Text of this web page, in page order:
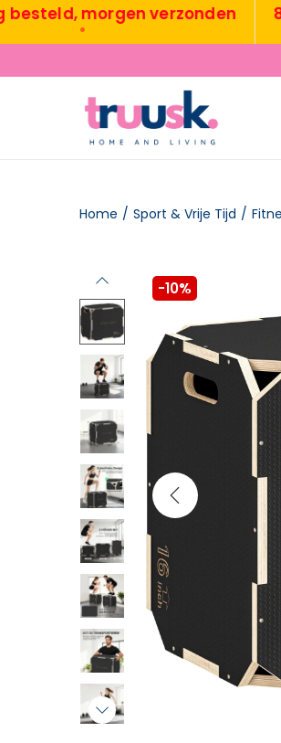
morgen verzonden 8.3 ★
Home / Sport & Vrije Tijd /
-10%